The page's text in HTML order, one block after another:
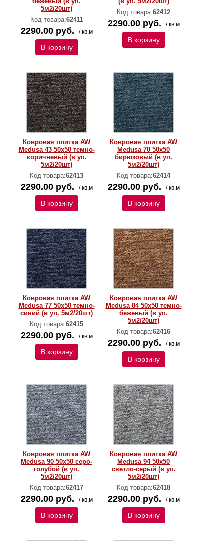
5м2/20шт)
Код товара:62411
2290.00 руб. / кв.м
В корзину
Код товара:62412
2290.00 руб. / кв.м
В корзину
Ковровая плитка AW
Medusa 43 50х50 темно-
коричневый (в уп.
5м2/20шт)
Код товара:62413
2290.00 руб. / кв.м
В корзину
Ковровая плитка AW
Medusa 70 50х50
бирюзовый (в уп.
5м2/20шт)
Код товара:62414
2290.00 руб. / кв.м
В корзину
Ковровая плитка AW
Medusa 77 50х50 темно-
синий (в уп. 5м2/20шт)
Код товара:62415
2290.00 руб. / кв.м
В корзину
Ковровая плитка AW
Medusa 84 50х50 темно-
бежевый (в уп.
5м2/20шт)
Код товара:62416
2290.00 руб. / кв.м
В корзину
Ковровая плитка AW
Medusa 90 50х50 серо-
голубой (в уп.
5м2/20шт)
Код товара:62417
2290.00 руб. / кв.м
В корзину
Ковровая плитка AW
Medusa 94 50х50
светло-серый (в уп.
5м2/20шт)
Код товара:62418
2290.00 руб. / кв.м
В корзину